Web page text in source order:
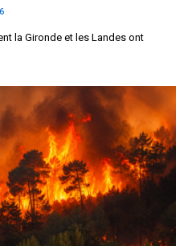
la Gironde et les Landes ont